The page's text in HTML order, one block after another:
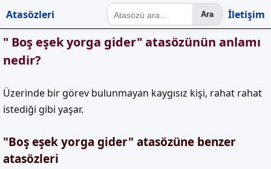
Atasözleri Ara İletişim
" Boş eşek yorga gider" atasözünün anlamı
nedir?
Üzerinde bir görev bulunmayan kaygısız kişi, rahat rahat
istediği gibi yaşar.
"Boş eşek yorga gider" atasözüne benzer
atasözleri